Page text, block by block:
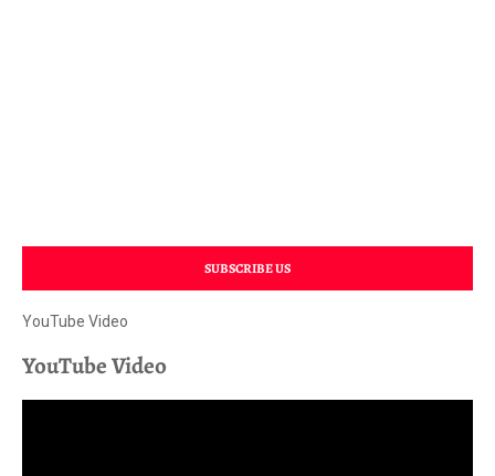
SUBSCRIBE US
YouTube Video
YouTube Video